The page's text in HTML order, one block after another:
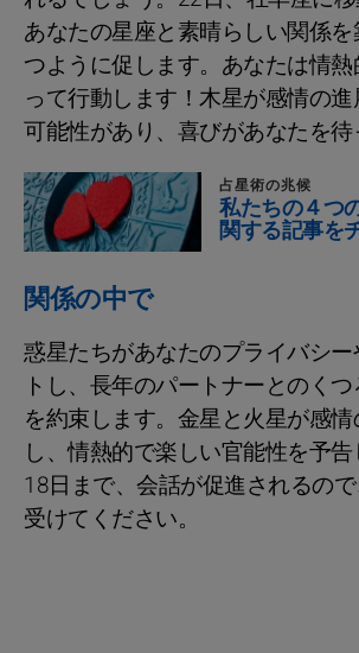
あなたの星座と素晴らしい関係
つように促します。あなたは情
って行動します！木星が感情の
可能性があり、喜びがあなたを待
占星術の兆候
私たちの４つ
関する記事を
関係の中で
惑星たちがあなたのプライバシ
トし、長年のパートナーとのく
を約束します。金星と火星が感
し、情熱的で楽しい官能性を予告
18日まで、会話が促進されるの
受けてください。